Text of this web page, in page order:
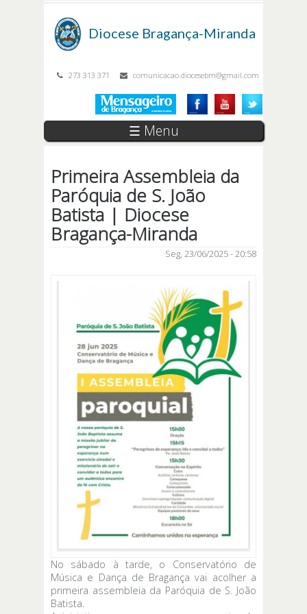
Diocese Bragança-Miranda
273 313 371 comunicacao.diocesebm@gmail.com
☰ Menu
Primeira Assembleia da
Paróquia de S. João
Batista | Diocese
Bragança-Miranda
Seg, 23/06/2025 - 20:58
No sábado à tarde, o Conservatório de
Música e Dança de Bragança vai acolher a
primeira assembleia da Paróquia de S. João
Batista.